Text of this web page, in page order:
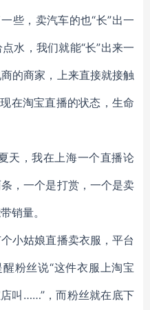
些，卖汽车的也“长”出一
水，我们就能“长”出来一
的商家，上来直接就接触
在淘宝直播的状态，生命
天，我在上海一个直播论
，一个是打赏，一个是卖
销量。
小姑娘直播卖衣服，平台
粉丝说“这件衣服上淘宝
叫……”，而粉丝就在底下